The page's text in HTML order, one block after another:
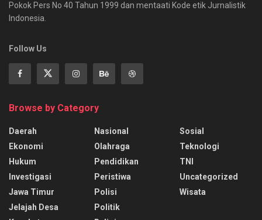
Pokok Pers No 40 Tahun 1999 dan mentaati Kode etik Jurnalistik
Indonesia.
Follow Us
Browse by Category
Daerah
Ekonomi
Hukum
Investigasi
Jawa Timur
Jelajah Desa
Nasional
Olahraga
Pendidikan
Peristiwa
Polisi
Politik
Sosial
Teknologi
TNI
Uncategorized
Wisata